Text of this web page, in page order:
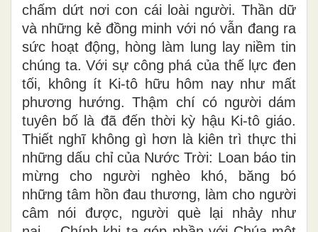
chấm dứt nơi con cái loài người. Thần dữ
và những kẻ đồng minh với nó vẫn đang ra
sức hoạt động, hòng làm lung lay niềm tin
chúng ta. Với sự công phá của thế lực đen
tối, không ít Ki-tô hữu hôm nay như mất
phương hướng. Thậm chí có người dám
tuyên bố là đã đến thời kỳ hậu Ki-tô giáo.
Thiết nghĩ không gì hơn là kiên trì thực thi
những dấu chỉ của Nước Trời: Loan báo tin
mừng cho người nghèo khó, băng bó
những tâm hồn đau thương, làm cho người
câm nói được, người què lại nhảy như